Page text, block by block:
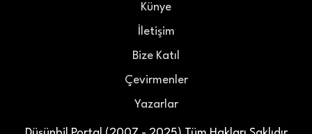
Künye
İletişim
Bize Katıl
Çevirmenler
Yazarlar